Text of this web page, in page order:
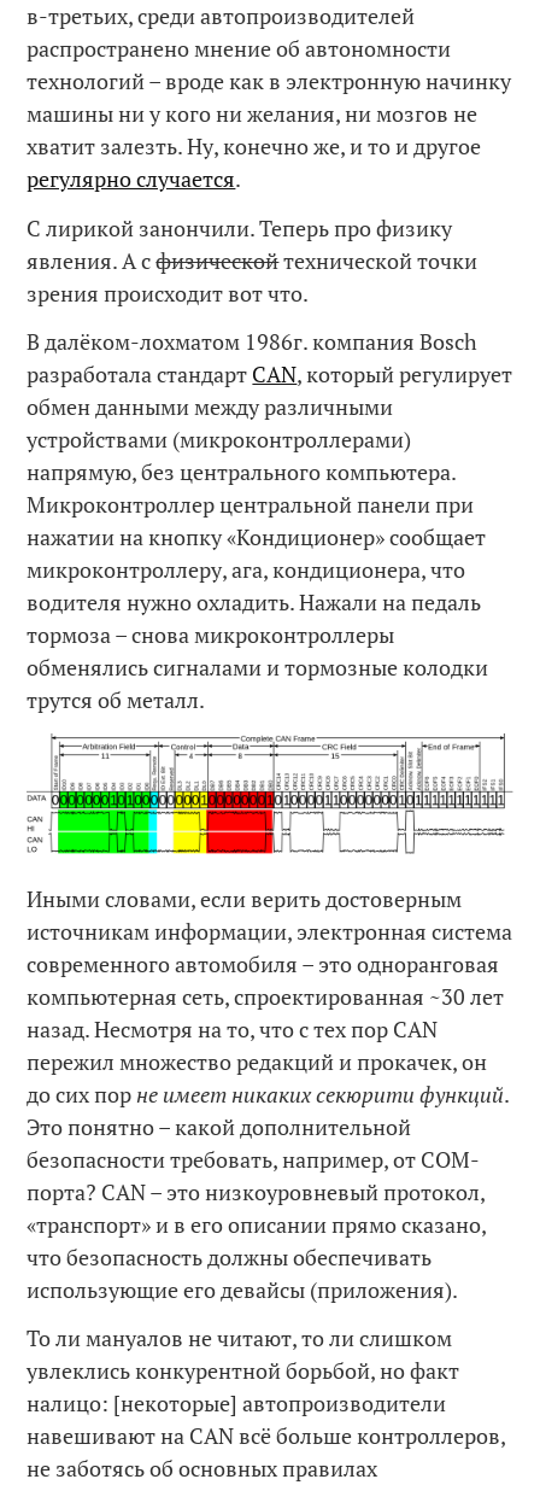
в-третьих, среди автопроизводителей
распространено мнение об автономности
технологий – вроде как в электронную начинку
машины ни у кого ни желания, ни мозгов не
хватит залезть. Ну, конечно же, и то и другое
регулярно случается.
С лирикой занончили. Теперь про физику
явления. А сфизическойтехнической точки
зрения происходит вот что.
В далёком-лохматом 1986г. компания Bosch
разработала стандарт CAN, который регулирует
обмен данными между различными
устройствами (микроконтроллерами)
напрямую, без центрального компьютера.
Микроконтроллер центральной панели при
нажатии на кнопку «Кондиционер» сообщает
микроконтроллеру, ага, кондиционера, что
водителя нужно охладить. Нажали на педаль
тормоза – снова микроконтроллеры
обменялись сигналами и тормозные колодки
трутся об металл.
Иными словами, если верить достоверным
источникам информации, электронная система
современного автомобиля – это одноранговая
компьютерная сеть, спроектированная ~30 лет
назад. Несмотря на то, что с тех пор CAN
пережил множество редакций и прокачек, он
до сих порне имеет никаких секюрити функций.
Это понятно – какой дополнительной
безопасности требовать, например, от COM-
порта? CAN – это низкоуровневый протокол,
«транспорт» и в его описании прямо сказано,
что безопасность должны обеспечивать
использующие его девайсы (приложения).
То ли мануалов не читают, то ли слишком
увлеклись конкурентной борьбой, но факт
налицо: [некоторые] автопроизводители
навешивают на CAN всё больше контроллеров,
не заботясь об основных правилах